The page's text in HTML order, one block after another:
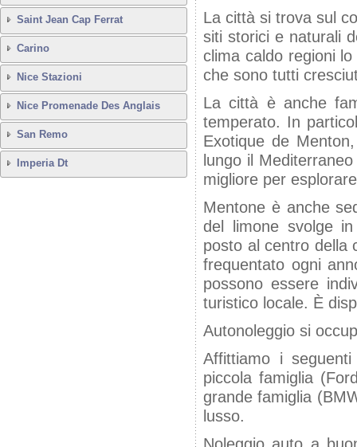
Saint Jean Cap Ferrat
Carino
Nice Stazioni
Nice Promenade Des Anglais
San Remo
Imperia Dt
La città si trova sul
siti storici e naturali
clima caldo regioni
che sono tutti
La città è anche
temperato. In
Exotique de
lungo il
migliore per
Mentone è anche
del limone svolge
posto al centro della
frequentato ogni
possono essere
turistico locale. È
Autonoleggio si
Affittiamo i
piccola famiglia
grande famiglia
lusso.